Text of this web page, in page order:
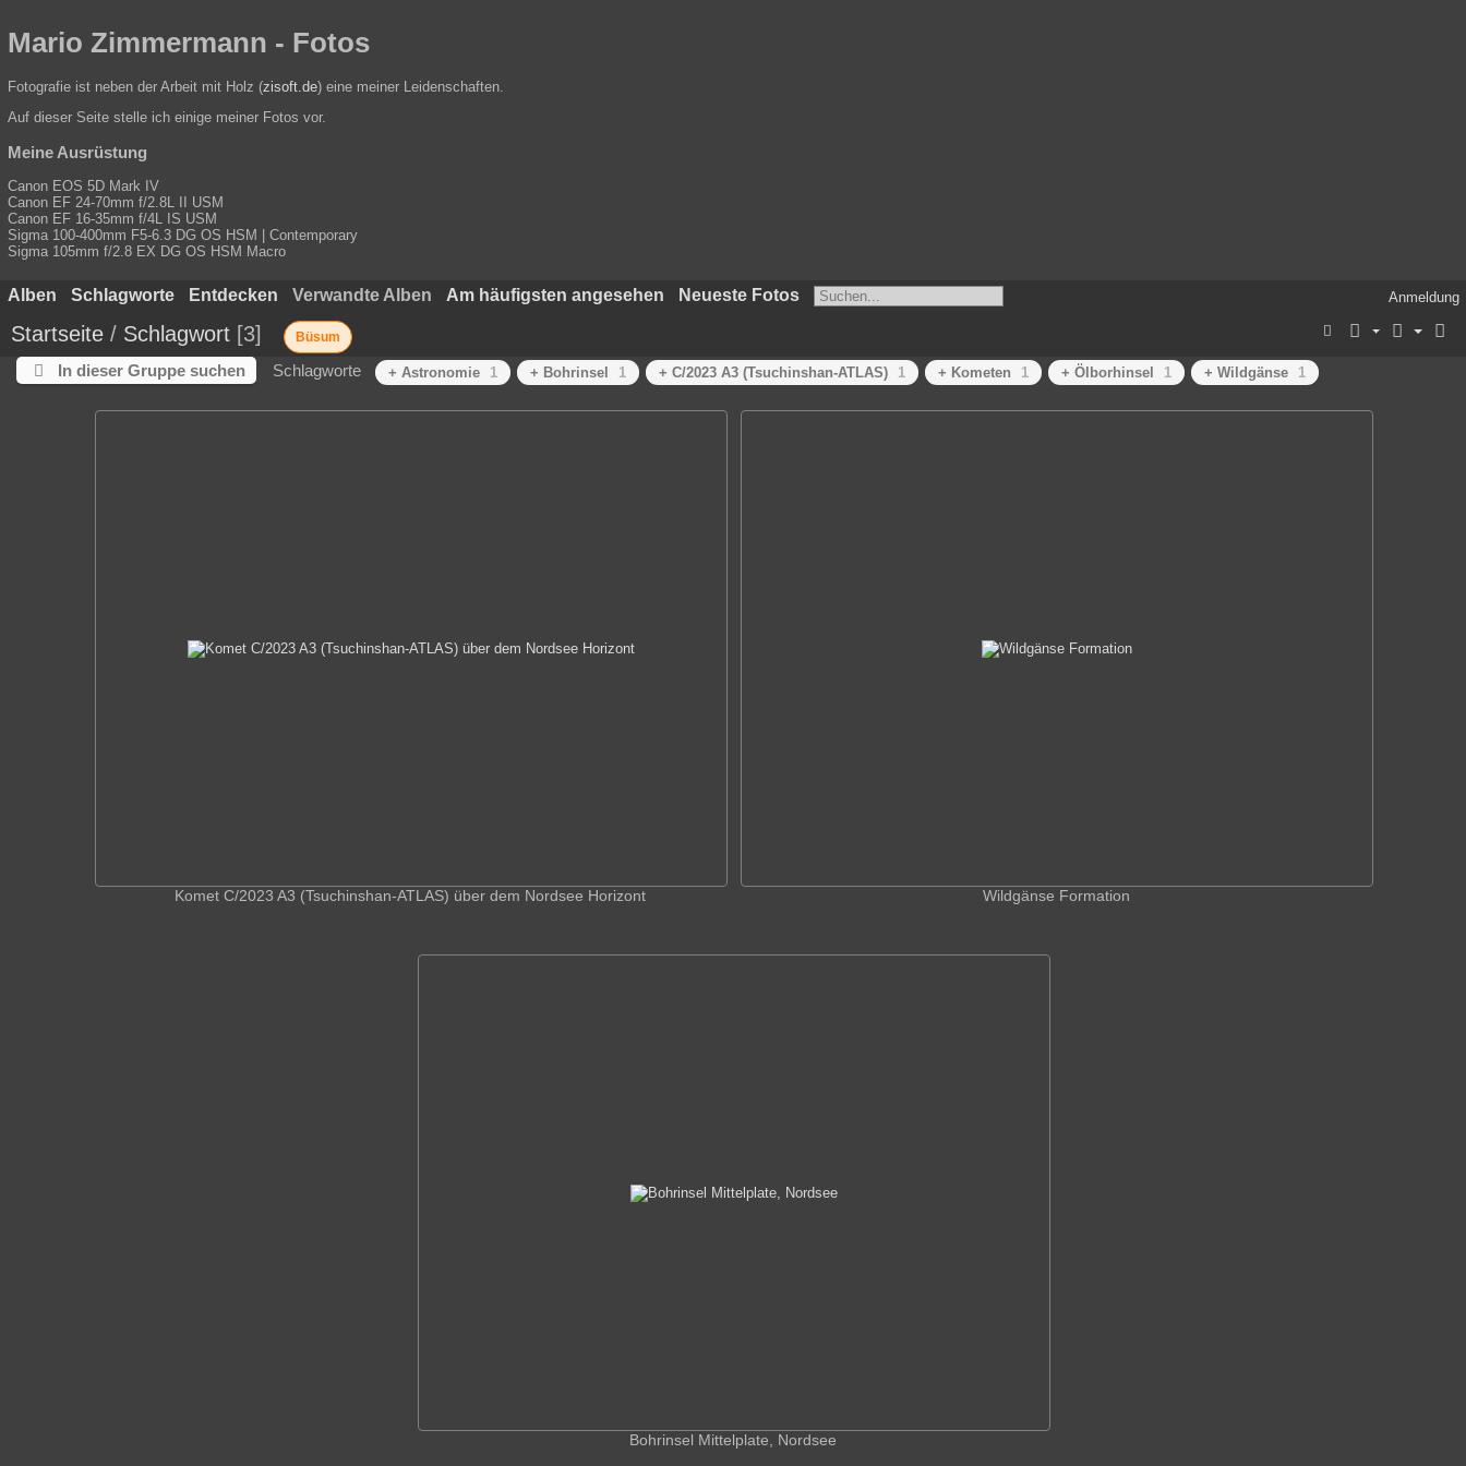
Mario Zimmermann - Fotos
Fotografie ist neben der Arbeit mit Holz (zisoft.de) eine meiner Leidenschaften.
Auf dieser Seite stelle ich einige meiner Fotos vor.
Meine Ausrüstung
Canon EOS 5D Mark IV
Canon EF 24-70mm f/2.8L II USM
Canon EF 16-35mm f/4L IS USM
Sigma 100-400mm F5-6.3 DG OS HSM | Contemporary
Sigma 105mm f/2.8 EX DG OS HSM Macro
Alben Schlagworte Entdecken Verwandte Alben Am häufigsten angesehen Neueste Fotos Anmeldung
Startseite / Schlagwort 3 Büsum
In dieser Gruppe suchen Schlagworte + Astronomie 1 + Bohrinsel 1 + C/2023 A3 (Tsuchinshan-ATLAS) 1 + Kometen 1 + Ölborhinsel 1 + Wildgänse 1
Komet C/2023 A3 (Tsuchinshan-ATLAS) über dem Nordsee Horizont Wildgänse Formation
Bohrinsel Mittelplate, Nordsee